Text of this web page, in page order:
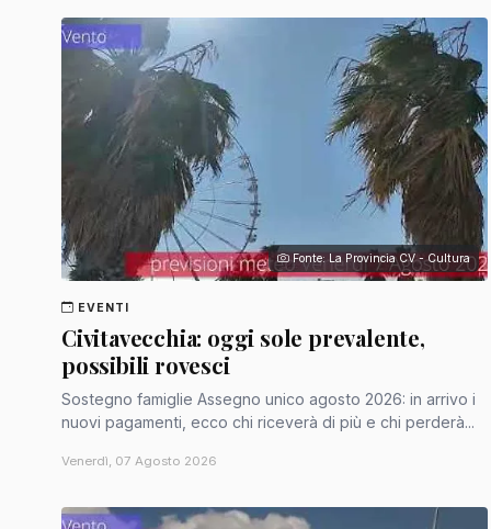
Fonte: La Provincia CV - Cultura
EVENTI
Civitavecchia: oggi sole prevalente,
possibili rovesci
Sostegno famiglie Assegno unico agosto 2026: in arrivo i
nuovi pagamenti, ecco chi riceverà di più e chi perderà...
Venerdì, 07 Agosto 2026